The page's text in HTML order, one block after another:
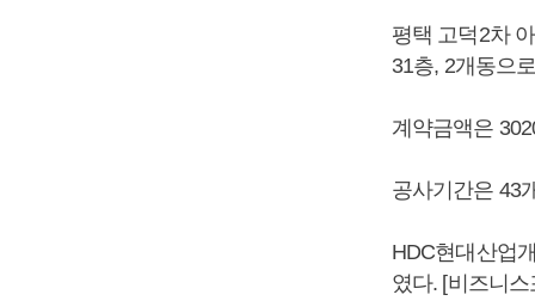
평택 고덕2차
31층, 2개동으
계약금액은
공사기간은 43
HDC현대산업
였다. [비즈니